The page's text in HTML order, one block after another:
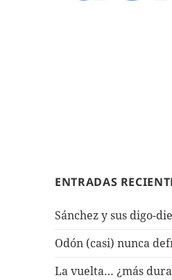
ENTRADAS
Sánchez y sus digo-
Odón (casi) nunca
La vuelta… ¿más